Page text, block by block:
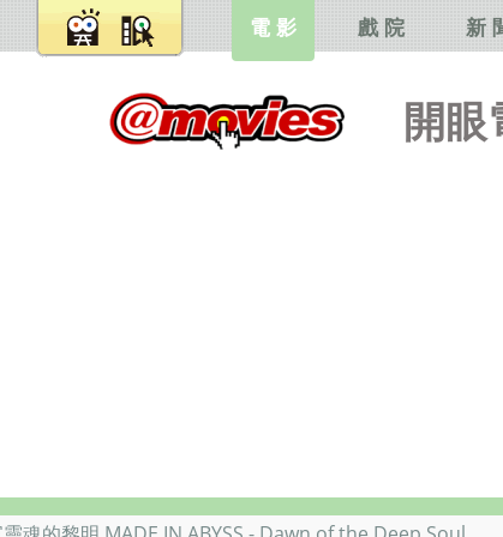
開眼
電 影 戲 院 新